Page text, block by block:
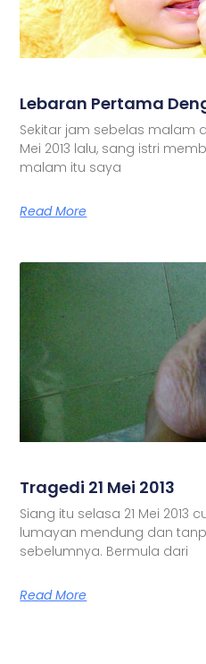
Lebaran Pertama
Sekitar jam sebelas malam
Mei 2013 lalu, sang istri
malam itu saya
Read More
Tragedi 21 Mei 2013
Siang itu selasa 21 Mei 2013
lumayan mendung dan
sebelumnya. Bermula dari
Read More